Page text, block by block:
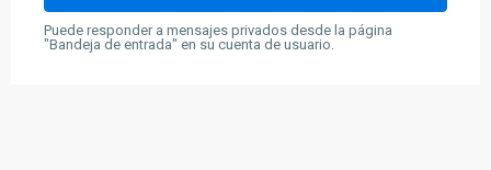
Puede responder a mensajes privados desde la página
"Bandeja de entrada" en su cuenta de usuario.